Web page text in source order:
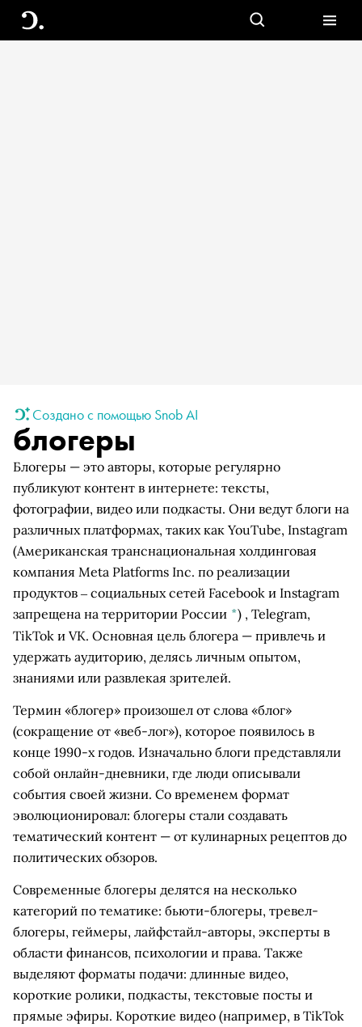
Создано с помощью Snob AI
блогеры
Блогеры — это авторы, которые регулярно
публикуют контент в интернете: тексты,
фотографии, видео или подкасты. Они ведут блоги на
различных платформах, таких как YouTube, Instagram
(Американская транснациональная холдинговая
компания Meta Platforms Inc. по реализации
продуктов ‒ социальных сетей Facebook и Instagram
запрещена на территории России *) , Telegram,
TikTok и VK. Основная цель блогера — привлечь и
удержать аудиторию, делясь личным опытом,
знаниями или развлекая зрителей.
Термин «блогер» произошел от слова «блог»
(сокращение от «веб-лог»), которое появилось в
конце 1990-х годов. Изначально блоги представляли
собой онлайн-дневники, где люди описывали
события своей жизни. Со временем формат
эволюционировал: блогеры стали создавать
тематический контент — от кулинарных рецептов до
политических обзоров.
Современные блогеры делятся на несколько
категорий по тематике: бьюти-блогеры, тревел-
блогеры, геймеры, лайфстайл-авторы, эксперты в
области финансов, психологии и права. Также
выделяют форматы подачи: длинные видео,
короткие ролики, подкасты, текстовые посты и
прямые эфиры. Короткие видео (например, в TikTok